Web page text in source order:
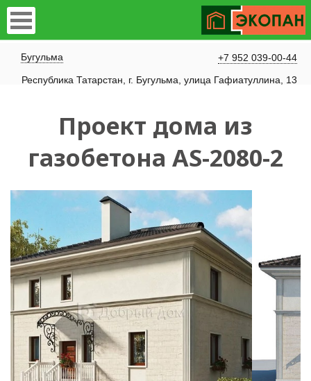
Бугульма
+7 952 039-00-44
Республика Татарстан, г. Бугульма, улица Гафиатуллина, 13
Проект дома из
газобетона AS-2080-2